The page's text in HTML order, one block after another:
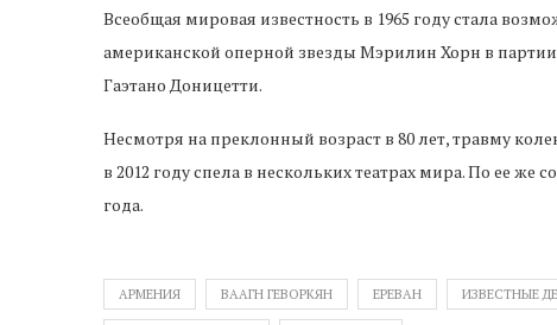
Всеобщая мировая известность в 1965 году стала
американской оперной звезды Мэрилин Хорн в
Гаэтано Доницетти.
Несмотря на преклонный возраст в 80 лет, травму
в 2012 году спела в нескольких театрах мира. По ее
года.
АРМЕНИЯ ВААГН ГЕВОРКЯН ЕРЕВАН ИЗВЕСТНЫЕ